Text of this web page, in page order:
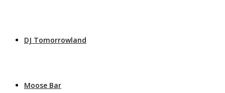
DJ Tomorrowland
Moose Bar